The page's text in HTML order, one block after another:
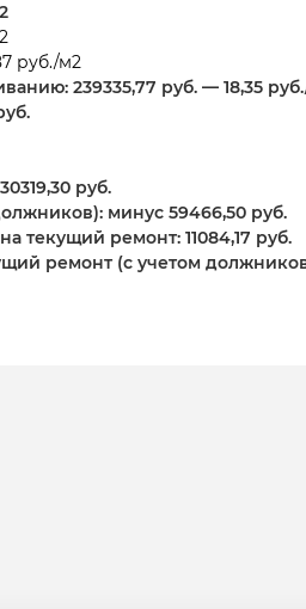
руб./м2
239335,77 руб. — 18,35
руб.
минус 59466,50 руб.
текущий ремонт: 11084,17 руб.
ремонт (с учетом